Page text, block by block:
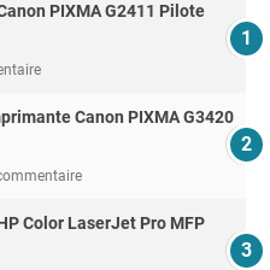
PIXMA G2411 Pilote
Canon PIXMA G3420
Color LaserJet Pro MFP